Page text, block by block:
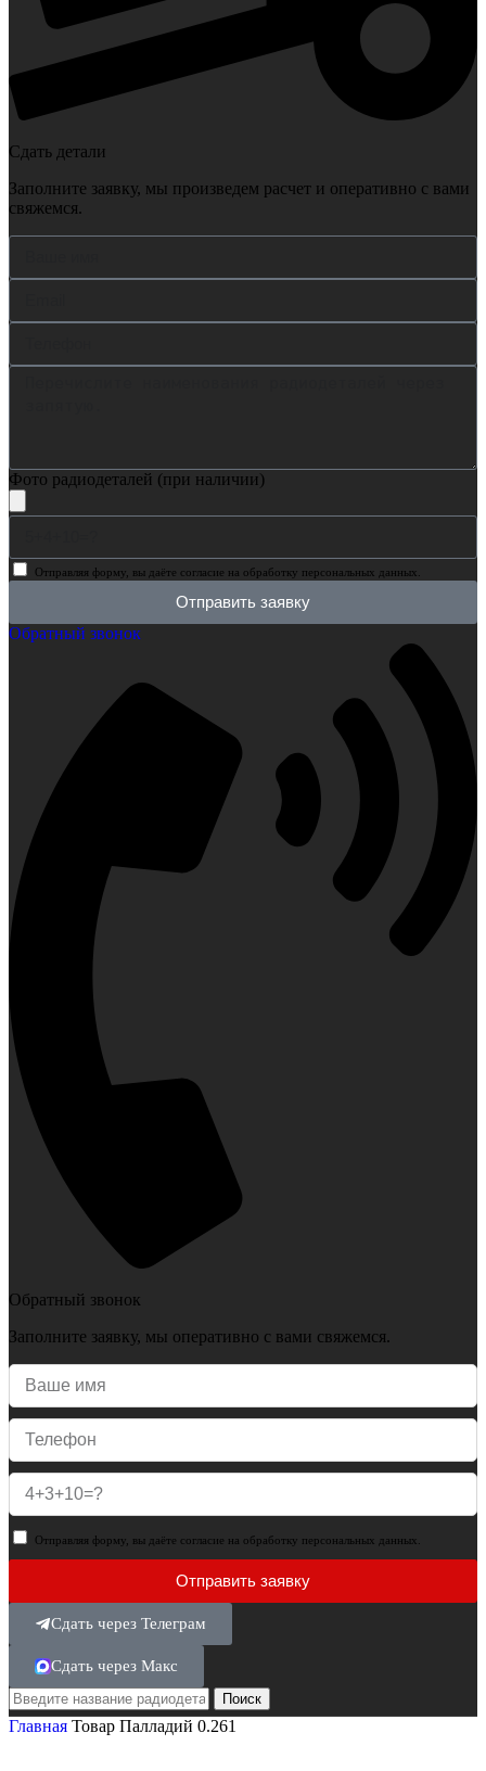
Сдать детали
Заполните заявку, мы произведем расчет и оперативно с вами
свяжемся.
Фото радиодеталей (при наличии)
Отправляя форму, вы даёте согласие на обработку персональных данных.
Отправить заявку
Обратный звонок
Обратный звонок
Заполните заявку, мы оперативно с вами свяжемся.
Отправляя форму, вы даёте согласие на обработку персональных данных.
Отправить заявку
Сдать через Телеграм
Сдать через Макс
Поиск
Главная Товар Палладий 0.261